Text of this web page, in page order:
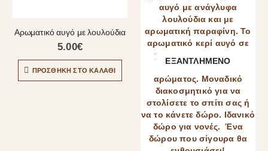
Αρωματικό αυγό με λουλούδια
5.00€
ΠΡΟΣΘΉΚΗ ΣΤΟ ΚΑΛΆΘΙ
ΕΞΑΝΤΛΗΜΈΝΟ